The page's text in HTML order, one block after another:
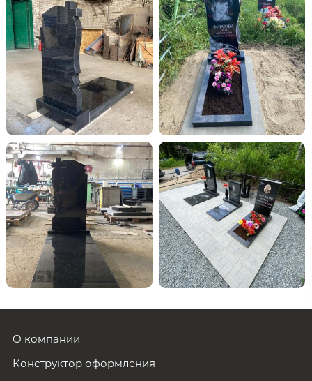
О компании
Конструктор оформления